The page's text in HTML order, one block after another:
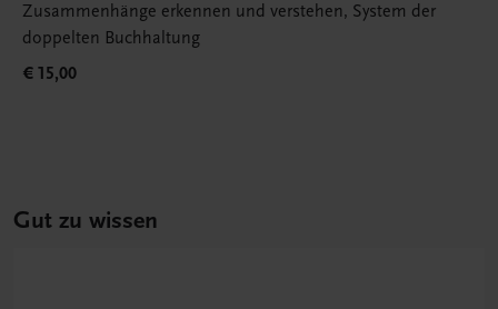
Zusammenhänge erkennen und verstehen, System der
doppelten Buchhaltung
€ 15,00
Gut zu wissen